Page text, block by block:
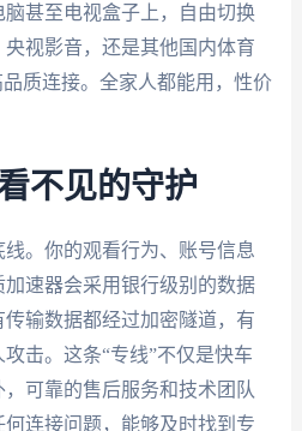
甚至电视盒子上，自由切换
视影音，还是其他国内体育
质连接。全家人都能用，性价
不见的守护
。你的观看行为、账号信息
速器会采用银行级别的数据
输数据都经过加密隧道，有
击。这条“专线”不仅是快车
可靠的售后服务和技术团队
连接问题，能够及时找到专